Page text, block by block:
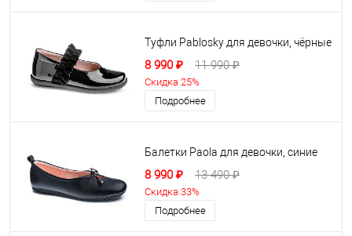
Туфли Pablosky для девочки, чёрные
8 990 ₽ 11 990 ₽
Скидка 25%
Подробнее
Балетки Paola для девочки, синие
8 990 ₽ 13 490 ₽
Скидка 33%
Подробнее